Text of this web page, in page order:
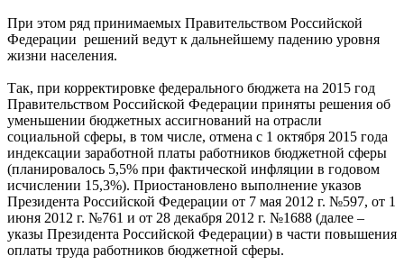
При этом ряд принимаемых Правительством Российской
Федерации решений ведут к дальнейшему падению уровня
жизни населения.
Так, при корректировке федерального бюджета на 2015 год
Правительством Российской Федерации приняты решения об
уменьшении бюджетных ассигнований на отрасли
социальной сферы, в том числе, отмена с 1 октября 2015 года
индексации заработной платы работников бюджетной сферы
(планировалось 5,5% при фактической инфляции в годовом
исчислении 15,3%). Приостановлено выполнение указов
Президента Российской Федерации от 7 мая 2012 г. №597, от 1
июня 2012 г. №761 и от 28 декабря 2012 г. №1688 (далее –
указы Президента Российской Федерации) в части повышения
оплаты труда работников бюджетной сферы.